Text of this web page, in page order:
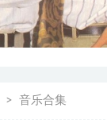
音乐合集